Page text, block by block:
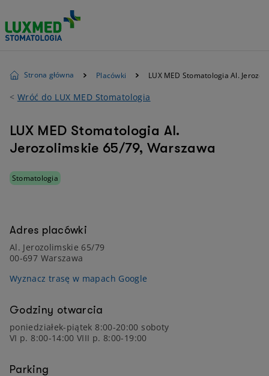
Strona główna Placówki LUX MED Stomatologia Al.
< Wróć do LUX MED Stomatologia
LUX MED Stomatologia Al.
Jerozolimskie 65/79, Warszawa
Stomatologia
Adres placówki
Al. Jerozolimskie 65/79
00-697 Warszawa
Wyznacz trasę w mapach Google
Godziny otwarcia
poniedziałek-piątek 8:00-20:00 soboty
VI p. 8:00-14:00 VIII p. 8:00-19:00
Parking